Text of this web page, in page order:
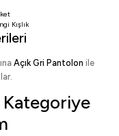
Kışlık
Açık Gri Pantolon ile